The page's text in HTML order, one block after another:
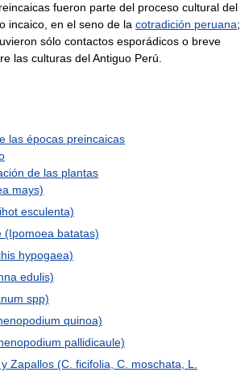
fueron parte del proceso cultural del
incaico, en el seno de la cotradición peruana;
sólo contactos esporádicos o breve
las culturas del Antiguo Perú.
las épocas preincaicas
de las plantas
mays)
esculenta)
(Ipomoea batatas)
hypogaea)
edulis)
spp)
quinoa)
pallidicaule)
Zapallos (C. ficifolia, C. moschata, L.